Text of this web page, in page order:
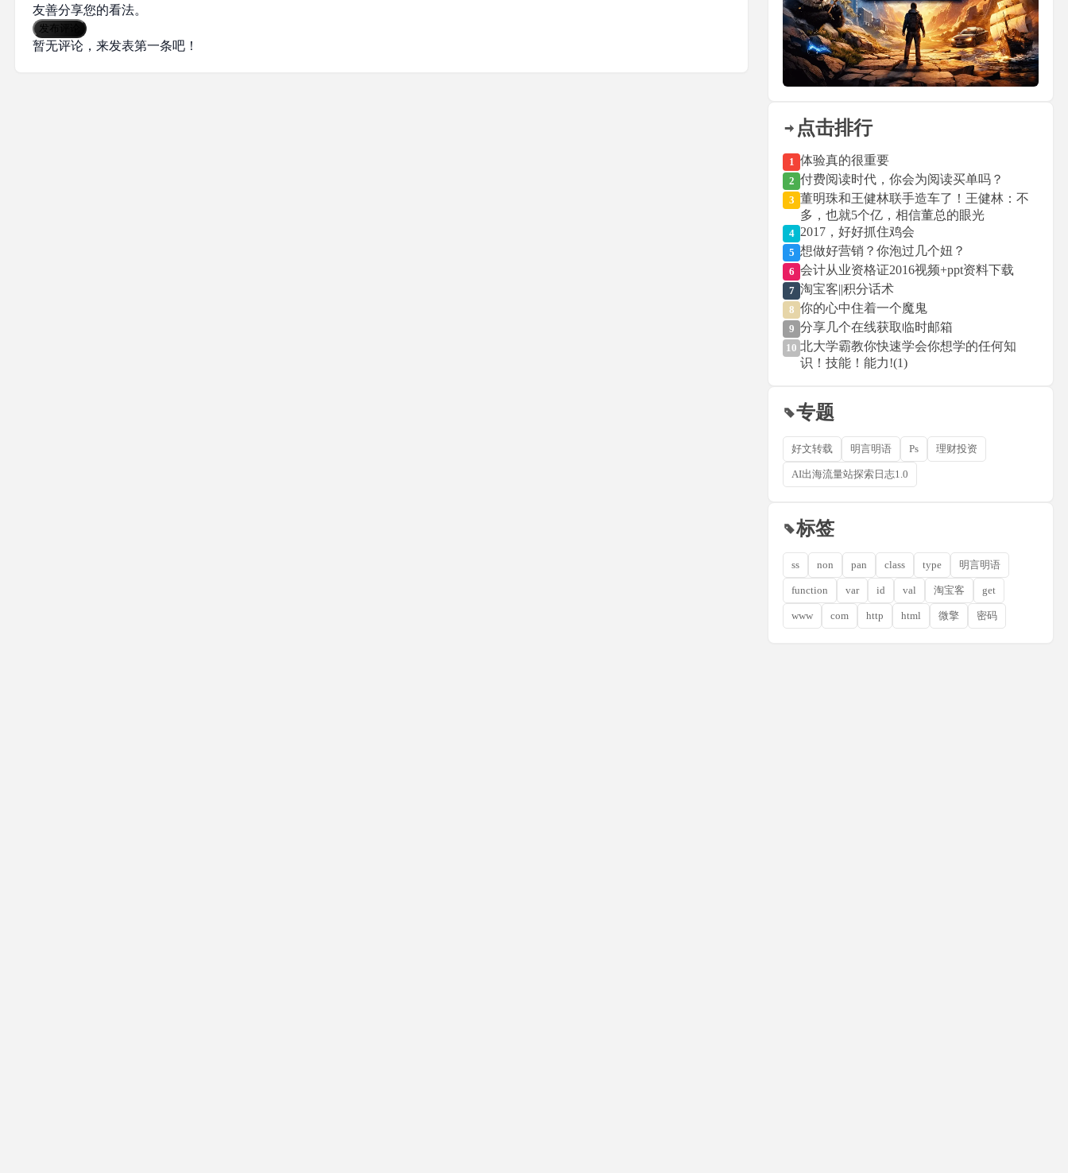
友善分享您的看法。
发布评论
暂无评论，来发表第一条吧！
点击排行
1 体验真的很重要
2 付费阅读时代，你会为阅读买单吗？
3 董明珠和王健林联手造车了！王健林：不
多，也就5个亿，相信董总的眼光
4 2017，好好抓住鸡会
5 想做好营销？你泡过几个妞？
6 会计从业资格证2016视频+ppt资料下载
7 淘宝客||积分话术
8 你的心中住着一个魔鬼
9 分享几个在线获取临时邮箱
10 北大学霸教你快速学会你想学的任何知
识！技能！能力!(1)
专题
好文转载 明言明语 Ps 理财投资
AI出海流量站探索日志1.0
标签
ss non pan class type 明言明语
function var id val 淘宝客 get
www com http html 微擎 密码